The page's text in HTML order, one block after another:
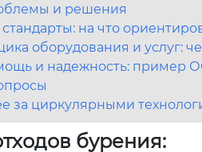
и решения
на что
оборудования и услуг:
и надежность:
за циркулярными
бурения: